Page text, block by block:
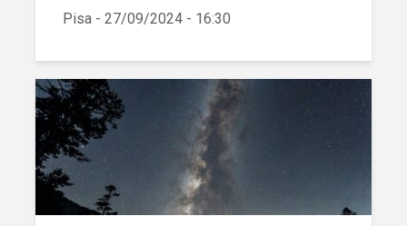
Pisa - 27/09/2024 - 16:30